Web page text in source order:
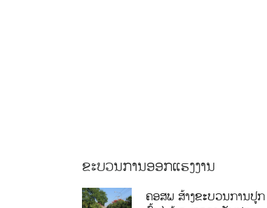
ຂະບວນການອອກແຮງງານ
ຄອສພ ສ້າງຂະບວນການປູກ